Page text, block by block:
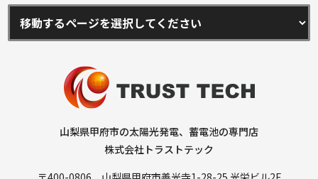
山梨県甲府市の太陽光発電、蓄電池の専門店
株式会社トラストテック